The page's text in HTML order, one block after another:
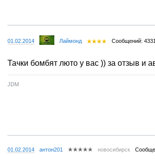
01.02.2014 Лаймонд Сообщений:
Тачки бомбят люто у вас )) за отзыв и
JDM
01.02.2014 антон201 новосибирск